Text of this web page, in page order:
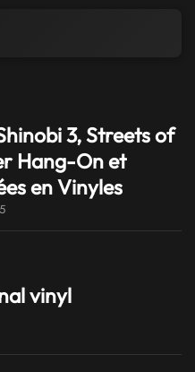
3, Streets of
Hang-On et
en Vinyles
vinyl